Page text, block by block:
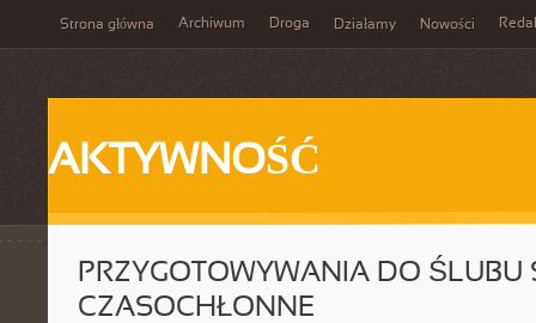
Strona główna Archiwum Droga Działamy Nowości
AKTYWNOŚĆ
PRZYGOTOWYWANIA DO ŚLUBU
CZASOCHŁONNE